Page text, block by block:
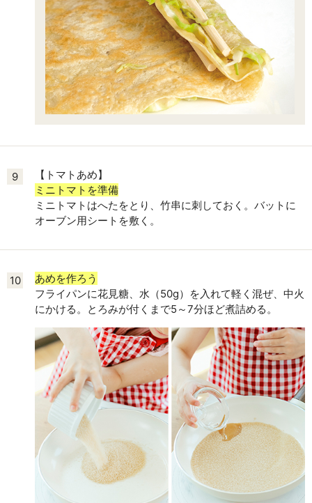
9
【トマトあめ】
ミニトマトを準備
ミニトマトはへたをとり、竹串に刺しておく。バットに
オーブン用シートを敷く。
10
あめを作ろう
フライパンに花見糖、水（50g）を入れて軽く混ぜ、中火
にかける。とろみが付くまで5～7分ほど煮詰める。